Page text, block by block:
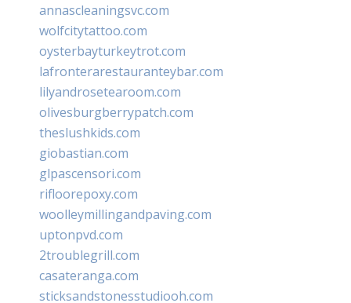
annascleaningsvc.com
wolfcitytattoo.com
oysterbayturkeytrot.com
lafronterarestauranteybar.com
lilyandrosetearoom.com
olivesburgberrypatch.com
theslushkids.com
giobastian.com
glpascensori.com
rifloorepoxy.com
woolleymillingandpaving.com
uptonpvd.com
2troublegrill.com
casateranga.com
sticksandstonesstudiooh.com